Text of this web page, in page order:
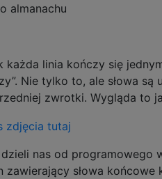
almanachu
linia kończy się jednym
Nie tylko to, ale słowa
zwrotki. Wygląda to
nas od programowego
zawierający słowa